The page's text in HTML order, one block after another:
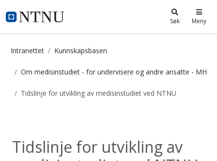
i.ntnu.no Søk Meny
Intranettet Kunnskapsbasen
Om medisinstudiet - for undervisere og andre ansatte - MH
Tidslinje for utvikling av medisinstudiet ved NTNU
Tidslinje for utvikling av